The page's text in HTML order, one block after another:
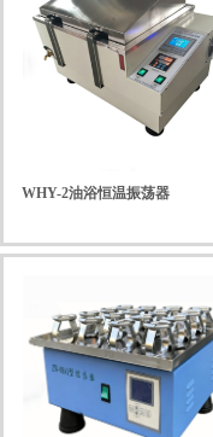
WHY-2油浴恒温振荡器